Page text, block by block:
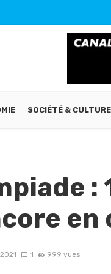
SOCIÉTÉ & CULTURE
1 999 vues